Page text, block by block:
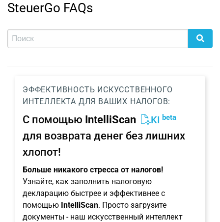
SteuerGo FAQs
ЭФФЕКТИВНОСТЬ ИСКУССТВЕННОГО
ИНТЕЛЛЕКТА ДЛЯ ВАШИХ НАЛОГОВ:
С помощью IntelliScan KI beta
для возврата денег без лишних
хлопот!
Больше никакого стресса от налогов!
Узнайте, как заполнить налоговую
декларацию быстрее и эффективнее с
помощью IntelliScan. Просто загрузите
документы - наш искусственный интеллект